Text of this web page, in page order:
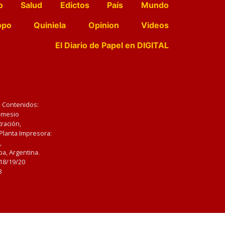
Salud Edictos País
Mundo
Quiniela Opinion
Videos
El Diario de Papel en DIGITAL
Impresora:
Argentina.
19/20